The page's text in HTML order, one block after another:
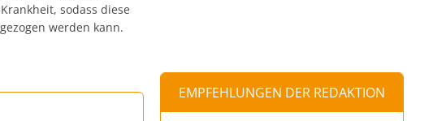
sodass diese
werden kann.
EMPFEHLUNGEN DER REDAKTION